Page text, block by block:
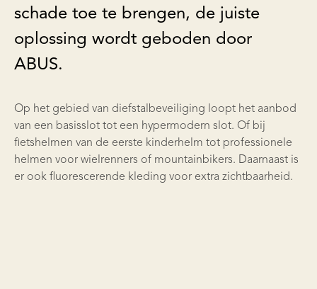
schade toe te brengen, de juiste
oplossing wordt geboden door
ABUS.
Op het gebied van diefstalbeveiliging loopt het aanbod
van een basisslot tot een hypermodern slot. Of bij
fietshelmen van de eerste kinderhelm tot professionele
helmen voor wielrenners of mountainbikers. Daarnaast is
er ook fluorescerende kleding voor extra zichtbaarheid.